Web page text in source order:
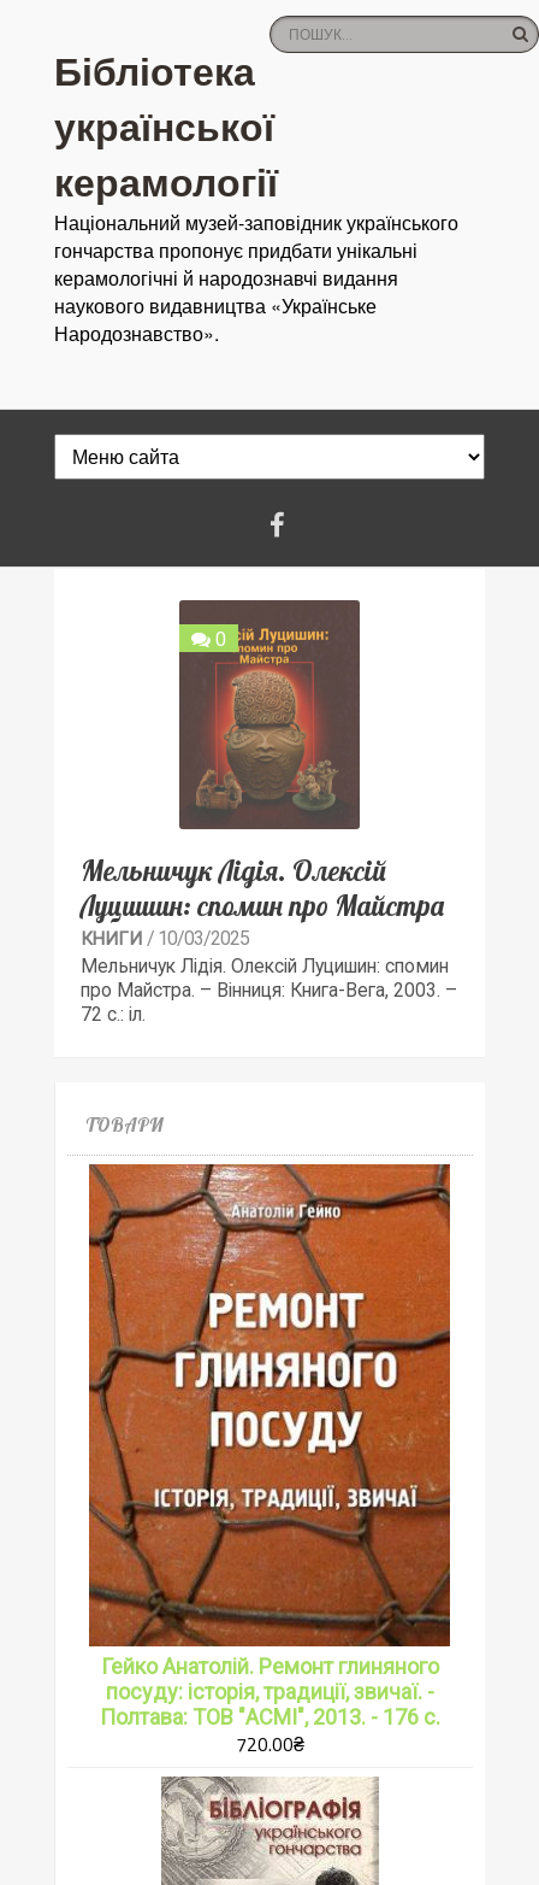
Бібліотека
української
керамології
Національний музей-заповідник українського
гончарства пропонує придбати унікальні
керамологічні й народознавчі видання
наукового видавництва «Українське
Народознавство».
0
Мельничук Лідія. Олексій
Луцишин: спомин про Майстра
КНИГИ / 10/03/2025
Мельничук Лідія. Олексій Луцишин: спомин
про Майстра. – Вінниця: Книга-Вега, 2003. –
72 с.: іл.
ТОВАРИ
Гейко Анатолій. Ремонт глиняного
посуду: історія, традиції, звичаї. -
Полтава: ТОВ "АСМІ", 2013. - 176 с.
720.00₴